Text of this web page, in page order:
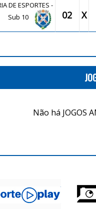
DE ESPORTES -
Sub 10
02 X
Não há JOGOS